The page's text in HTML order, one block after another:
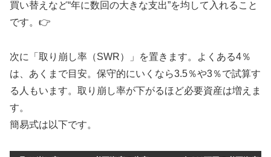
買い替えなど“年に数回の大きな支出”を均して入れること
です。👉
次に「取り崩し率（SWR）」を置きます。よくある4％
は、あくまで目安。保守的にいくなら3.5％や3％で試算す
る人もいます。取り崩し率が下がるほど必要資産は増えま
す。
簡易式は以下です。